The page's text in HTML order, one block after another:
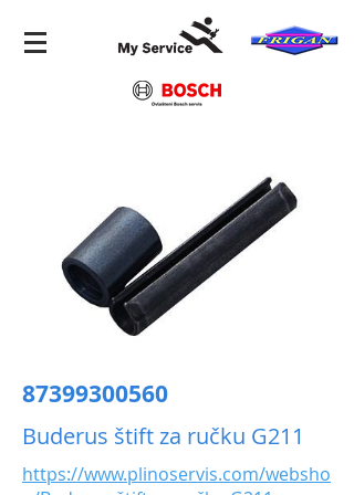
87399300560
Buderus štift za ručku G211
https://www.plinoservis.com/websho